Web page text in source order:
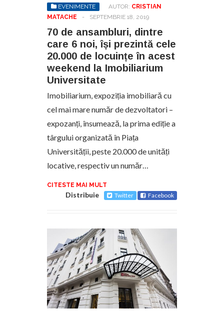
EVENIMENTE AUTOR: CRISTIAN
MATACHE
- SEPTEMBRIE 18, 2019
70 de ansambluri, dintre
care 6 noi, își prezintă cele
20.000 de locuințe în acest
weekend la Imobiliarium
Universitate
Imobiliarium, expoziția imobiliară cu
cel mai mare număr de dezvoltatori –
expozanți, însumează, la prima ediție a
târgului organizată în Piața
Universității, peste 20.000 de unități
locative, respectiv un număr…
CITESTE MAI MULT
Distribuie Twitter Facebook